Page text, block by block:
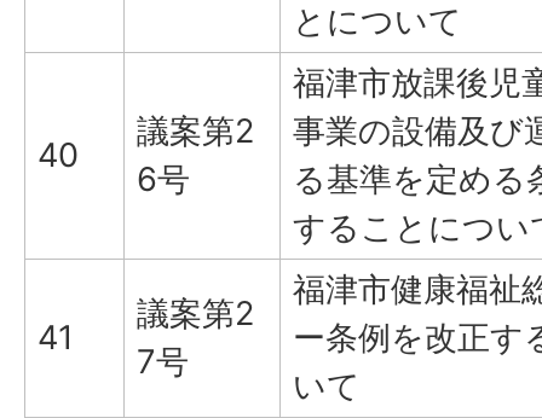
とについて
40
議案第2
6号
福津市放課後児
事業の設備及び
る基準を定める
することについ
41
議案第2
7号
福津市健康福祉
ー条例を改正す
いて